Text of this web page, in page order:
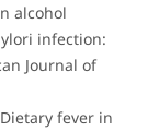
alcohol
infection:
Journal of
fever in